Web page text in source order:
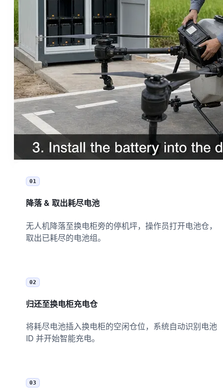
01
降落 & 取出耗尽电池
无人机降落至换电柜旁的停机坪，操作员打开电池仓，
取出已耗尽的电池组。
02
归还至换电柜充电仓
将耗尽电池插入换电柜的空闲仓位，系统自动识别电池
ID 并开始智能充电。
03